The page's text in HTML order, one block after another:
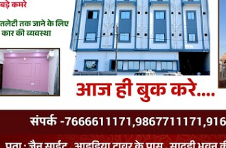
LATEST JAINISM
The Jain Monk and his Saka saviours (English)
Monk Metarya (English)